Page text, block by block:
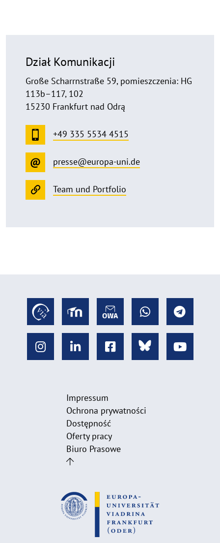
Dział Komunikacji
Große Scharrnstraße 59, pomieszczenia: HG
113b–117, 102
15230 Frankfurt nad Odrą
+49 335 5534 4515
presse@europa-uni.de
Team und Portfolio
Impressum
Ochrona prywatności
Dostępność
Oferty pracy
Biuro Prasowe